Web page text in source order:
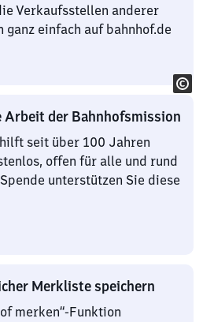
Verkaufsstellen anderer
einfach auf bahnhof.de
der Bahnhofsmission
seit über 100 Jahren
offen für alle und rund
unterstützen Sie diese
Merkliste speichern
merken“-Funktion